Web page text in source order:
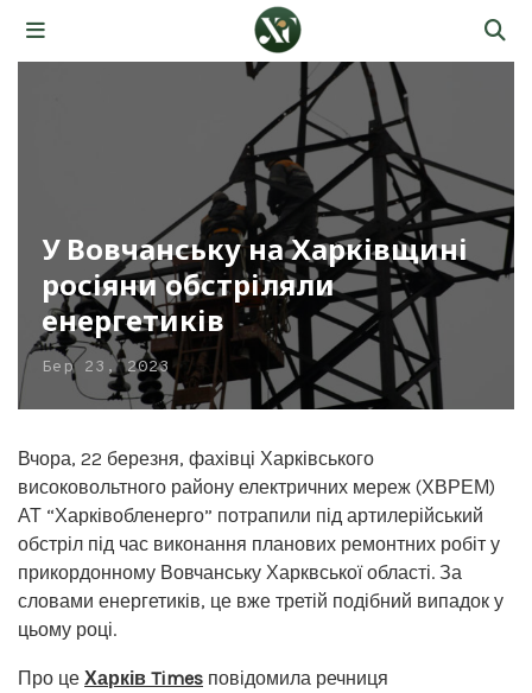
У Вовчанську на Харківщині
росіяни обстріляли
енергетиків
Бер 23, 2023
Вчора, 22 березня, фахівці Харківського
високовольтного району електричних мереж (ХВРЕМ)
АТ “Харківобленерго” потрапили під артилерійський
обстріл під час виконання планових ремонтних робіт у
прикордонному Вовчанську Харквської області. За
словами енергетиків, це вже третій подібний випадок у
цьому році.
Про це Харків Times повідомила речниця